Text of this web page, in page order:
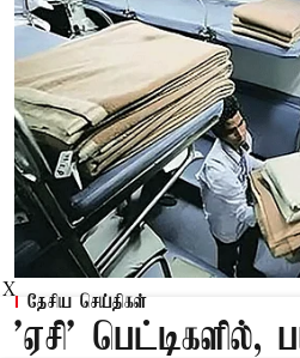
தேசிய செய்திகள்
'ஏசி' பெட்டிகளில்,
X